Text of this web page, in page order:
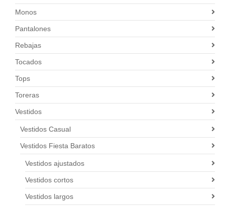
Monos
Pantalones
Rebajas
Tocados
Tops
Toreras
Vestidos
Vestidos Casual
Vestidos Fiesta Baratos
Vestidos ajustados
Vestidos cortos
Vestidos largos